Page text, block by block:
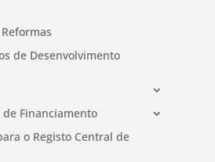
de Desenvolvimento
Financiamento
o Registo Central de